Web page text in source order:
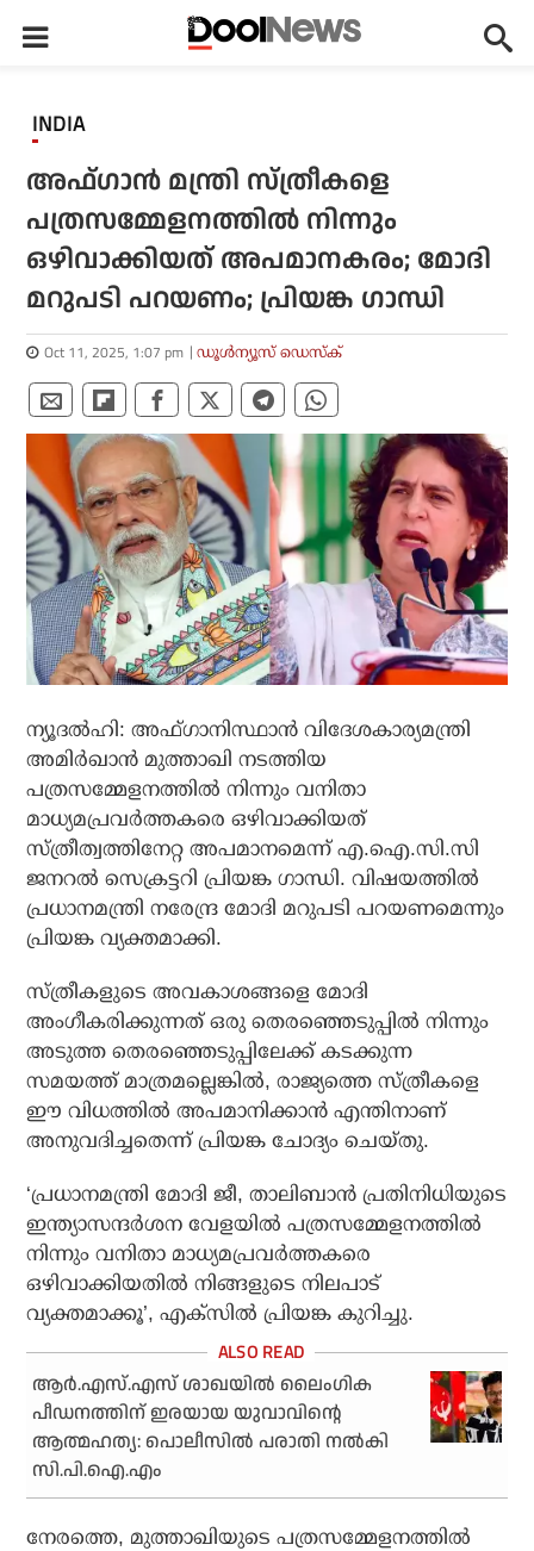
INDIA
അഫ്ഗാന്‍ മന്ത്രി സ്ത്രീകളെ
പത്രസമ്മേളനത്തില്‍ നിന്നും
ഒഴിവാക്കിയത് അപമാനകരം; മോദി
മറുപടി പറയണം; പ്രിയങ്ക ഗാന്ധി
Oct 11, 2025, 1:07 pm ഡൂള്‍ന്യൂസ് ഡെസ്‌ക്
ന്യൂദല്‍ഹി: അഫ്ഗാനിസ്ഥാന്‍ വിദേശകാര്യമന്ത്രി
അമിര്‍ഖാന്‍ മുത്താഖി നടത്തിയ
പത്രസമ്മേളനത്തില്‍ നിന്നും വനിതാ
മാധ്യമപ്രവര്‍ത്തകരെ ഒഴിവാക്കിയത്
സ്ത്രീത്വത്തിനേറ്റ അപമാനമെന്ന് എ.ഐ.സി.സി
ജനറല്‍ സെക്രട്ടറി പ്രിയങ്ക ഗാന്ധി. വിഷയത്തില്‍
പ്രധാനമന്ത്രി നരേന്ദ്ര മോദി മറുപടി പറയണമെന്നും
പ്രിയങ്ക വ്യക്തമാക്കി.
സ്ത്രീകളുടെ അവകാശങ്ങളെ മോദി
അംഗീകരിക്കുന്നത് ഒരു തെരഞ്ഞെടുപ്പില്‍ നിന്നും
അടുത്ത തെരഞ്ഞെടുപ്പിലേക്ക് കടക്കുന്ന
സമയത്ത് മാത്രമല്ലെങ്കില്‍, രാജ്യത്തെ സ്ത്രീകളെ
ഈ വിധത്തില്‍ അപമാനിക്കാന്‍ എന്തിനാണ്
അനുവദിച്ചതെന്ന് പ്രിയങ്ക ചോദ്യം ചെയ്തു.
‘പ്രധാനമന്ത്രി മോദി ജീ, താലിബാന്‍ പ്രതിനിധിയുടെ
ഇന്ത്യാസന്ദര്‍ശന വേളയില്‍ പത്രസമ്മേളനത്തില്‍
നിന്നും വനിതാ മാധ്യമപ്രവര്‍ത്തകരെ
ഒഴിവാക്കിയതില്‍ നിങ്ങളുടെ നിലപാട്
വ്യക്തമാക്കൂ’, എക്‌സില്‍ പ്രിയങ്ക കുറിച്ചു.
ആര്‍.എസ്.എസ് ശാഖയില്‍ ലൈംഗിക
പീഡനത്തിന് ഇരയായ യുവാവിന്റെ
ആത്മഹത്യ: പൊലീസില്‍ പരാതി നല്‍കി
സി.പി.ഐ.എം
നേരത്തെ, മുത്താഖിയുടെ പത്രസമ്മേളനത്തില്‍